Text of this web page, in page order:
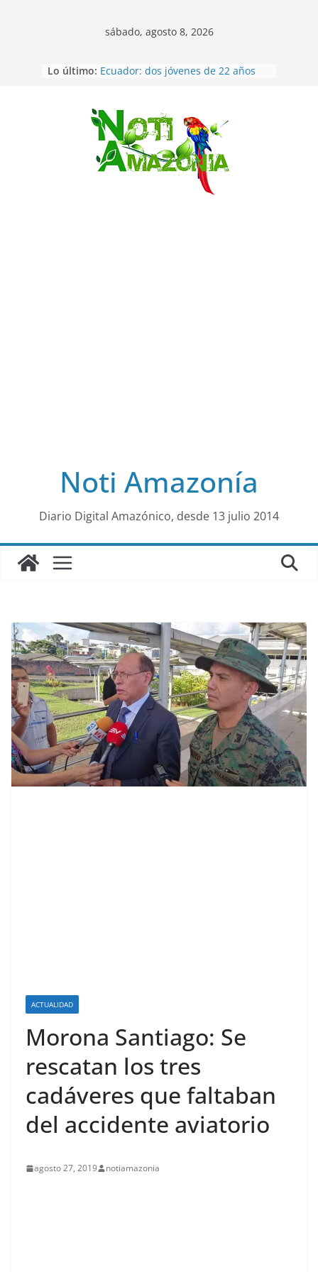
Saltar
al
sábado, agosto 8, 2026
Lo último: Ecuador: dos jóvenes de 22 años
Sentencian a 34 años de prisión a
implicados en caso de Alison,
oriunda de Tena
Vozinha, el arquero sensación de
cabo Verde, ya llegó para
incorporarse a Colo Colo de Chile
Pastaza: la parroquia Diez de
Noti Amazonía
Diario Digital Amazónico, desde 13 julio 2014
ACTUALIDAD
Morona Santiago: Se
rescatan los tres
cadáveres que faltaban
del accidente aviatorio
agosto 27, 2019 notiamazonia